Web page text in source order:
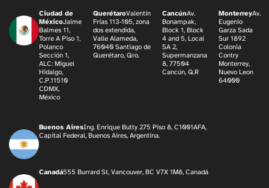
Ciudad de
MéxicoJaime
Balmes 11,
Torre A Piso 1,
Polanco
Sección 1,
ALC: Miguel
Hidalgo,
C.P.11510
CDMX,
México
QuerétaroValentín
Frías 113-105, zona
dos extendida,
Valle Alameda,
76040 Santiago de
Querétaro, Qro.
CancúnAv.
Bonampak,
Block 1, Block
4 and 5, Local
SA 2,
Supermanzana
8, 77504
Cancún, Q.R
MonterreyAv.
Eugenio
Garza Sada
Sur 1892
Colonia
Contry
Monterrey,
Nuevo Leon
64000
Buenos AiresIng. Enrique Butty 275 Piso 8, C1001AFA,
Capital Federal, Buenos Aires, Argentina.
Canadá555 Burrard St, Vancouver, BC V7X 1M8, Canadá